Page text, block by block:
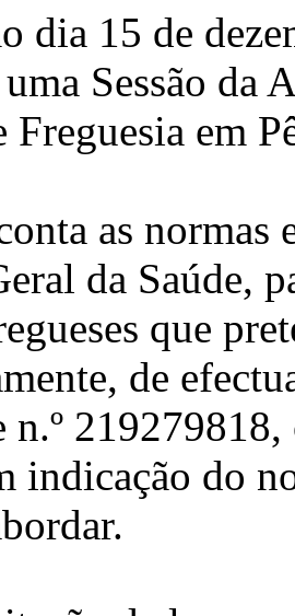
dia 15 de
Sessão da
Freguesia em
as normas
da Saúde,
que
de
n.º
indicação do